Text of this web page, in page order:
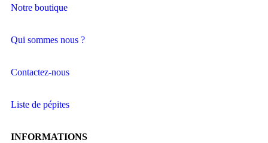
Notre boutique
Qui sommes nous ?
Contactez-nous
Liste de pépites
INFORMATIONS